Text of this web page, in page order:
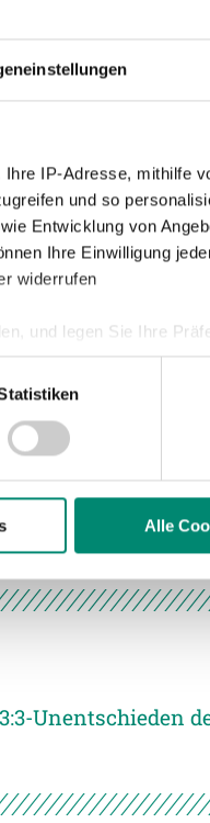
IP-Adresse, mithilfe
und so
Entwicklung von
Ihre Einwilligung
widerrufen
und legen Sie Ihre
zu Ihrer
Sie unserer
Alle
Unkategorisiert
3:3-Unentschieden